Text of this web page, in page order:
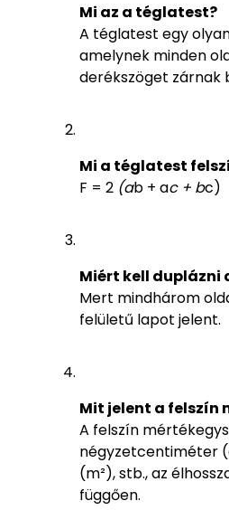
Mi az a téglatest?
A téglatest egy
amelynek minden
derékszöget zárnak
Mi a téglatest
F = 2 (ab + ac + bc)
Miért kell duplázni
Mert mindhárom
felületű lapot jelent.
Mit jelent a felszín
A felszín
négyzetcentiméter
(m²), stb., az
függően.